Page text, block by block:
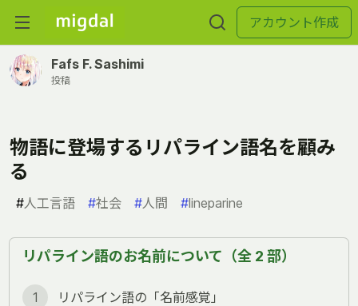
アカウント作成
Fafs F. Sashimi
投稿
物語に登場するリパライン語名を顧み
る
#人工言語 #社会 #人間 #lineparine
リパライン語のお名前について（全 2 部）
1 リパライン語の「名前感覚」